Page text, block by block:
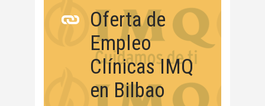
Oferta de
Empleo
Clínicas IMQ
en Bilbao